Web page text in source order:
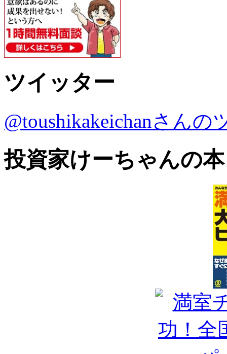
ツイッター
@toushikakeichanさんの
投資家けーちゃんの本